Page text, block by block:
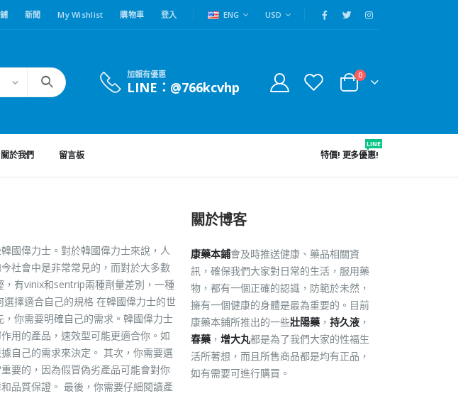
新聞 My Wishlist 購物車 登入 ENG USD
加賴有優惠
LINE：@766kcvhp
0
關於我們 留言板 特價! 更多優惠!
LINE
國偉力士。對於韓國偉力士來說，人
社會中是非常常見的，而對於大多數
有vinix和sentrip兩種劑量差別，一種
擇適合自己的規格 在韓國偉力士的世
你需要明確自己的需求。韓國偉力士
用的產品，速效型可能更適合你。如
自己的需求來決定。 其次，你需要選
要的，因為假冒偽劣產品可能會對你
品質保證。 最後，你需要仔細閱讀產
關於博客
康藥本鋪會及時推送健康、藥品相關資
訊，確保我們大家對日常的生活，服用藥
物，都有一個正確的認識，防範於未然，
擁有一個健康的身體是最為重要的。目前
康藥本鋪所推出的一些壯陽藥 ， 持久液 ，
春藥 ， 增大丸都是為了我們大家的性福生
活所著想，而且所售商品都是均有正品，
如有需要可進行購買。